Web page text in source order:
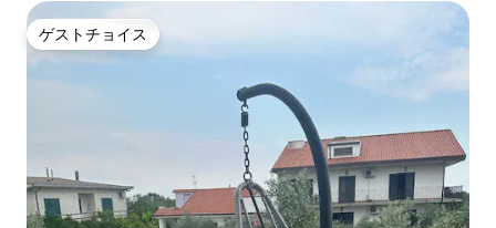
ゲストチョイス
ゲストチョイス